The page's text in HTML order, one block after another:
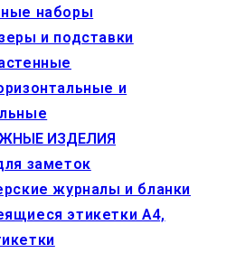
наборы
и подставки
и
ИЗДЕЛИЯ
заметок
журналы и бланки
этикетки А4,